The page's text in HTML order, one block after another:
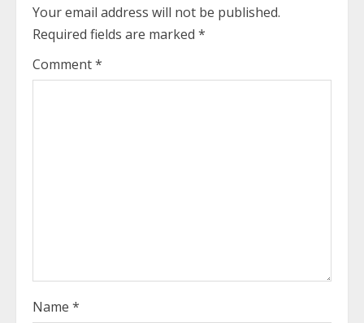
e
R
Your email address will not be published.
Required fields are marked *
Comment*
Name *